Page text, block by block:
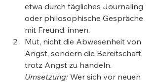
etwa durch tägliches Journaling
oder philosophische Gespräche
mit Freund: innen.
Mut, nicht die Abwesenheit von
Angst, sondern die Bereitschaft,
trotz Angst zu handeln.
Umsetzung: Wer sich vor neuen